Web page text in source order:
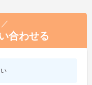
合わせる